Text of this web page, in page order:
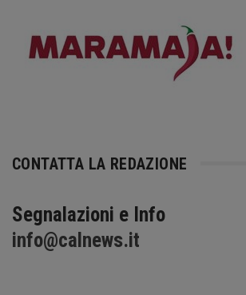
CONTATTA LA REDAZIONE
Segnalazioni e Info
info@calnews.it